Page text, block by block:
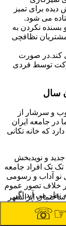
برای تمیز
می شود.
بسنده نکردن به
نظافچی
کند.در صورت
توسط فردی
سال
و سرشار از
در جامعه ایران
که خانه تکانی
و نویدبخش
تک افراد جامعه
نو آداب و رسومی
خلاف تصور عموم
نظر می آید اگر
از نکات توجه
ایرانشهر
☞☏